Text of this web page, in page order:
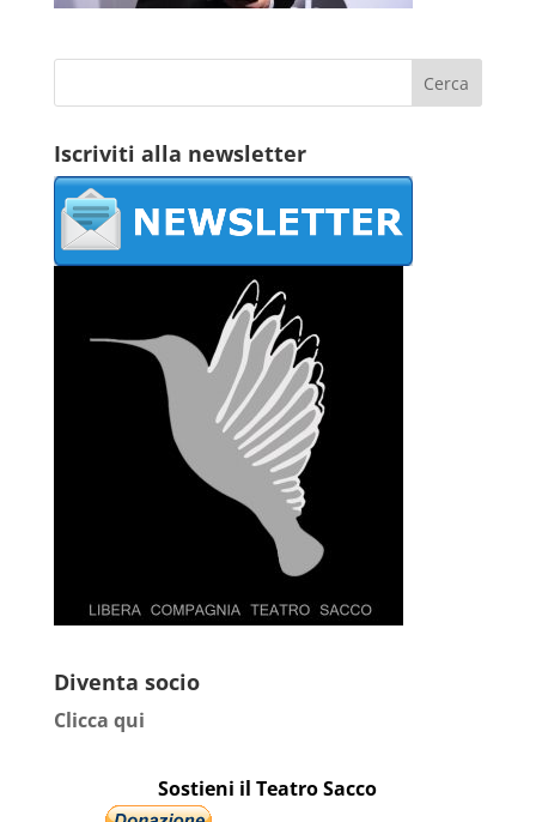
Iscriviti alla newsletter
Diventa socio
Clicca qui
Sostieni il Teatro Sacco